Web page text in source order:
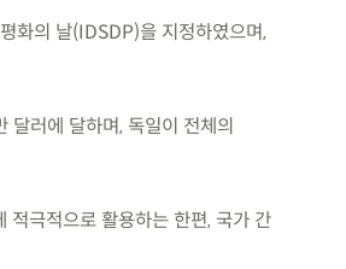
화의 날(IDSDP)을 지정하였으며,
러에 달하며, 독일이 전체의
적극적으로 활용하는 한편, 국가 간